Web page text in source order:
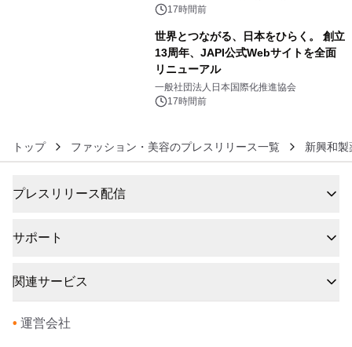
17時間前
世界とつながる、日本をひらく。 創立
13周年、JAPI公式Webサイトを全面
リニューアル
一般社団法人日本国際化推進協会
17時間前
トップ ファッション・美容のプレスリリース一覧 新興和
プレスリリース配信
サポート
関連サービス
• 運営会社